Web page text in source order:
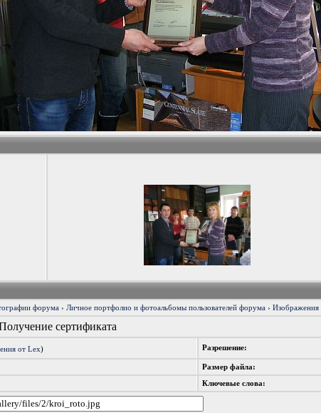
форума ›Личное портфолио и фотоальбомы пользователей форума ›
сертификата
от Lex) Разрешение:
Размер файла:
Ключевые слова: